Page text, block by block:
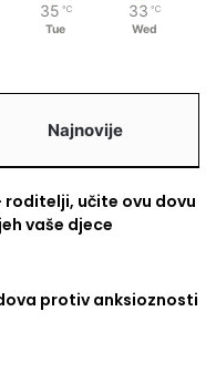
35 ℃
Tue
33 ℃
Wed
Najnovije
roditelji, učite ovu dovu
vaše djece
protiv anksioznosti